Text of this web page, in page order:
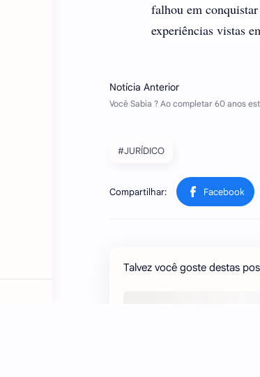
falhou em
experiências vistas
#JURÍDICO
Talvez você goste destas